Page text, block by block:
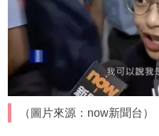
（圖片來源：now新聞台）